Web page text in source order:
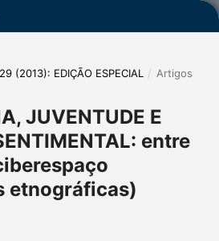
(2013): EDIÇÃO ESPECIAL / Artigos
JUVENTUDE E
entre
etnográficas)